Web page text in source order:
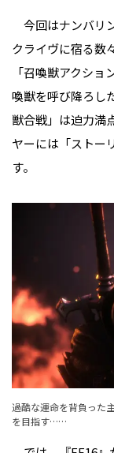
今回はナンバリ
クライヴに宿る数
「召喚獣アクシ
喚獣を呼び降ろし
獣合戦」は迫力満
ヤーには「ストー
す。
過酷な運命を背負った
を目指す……